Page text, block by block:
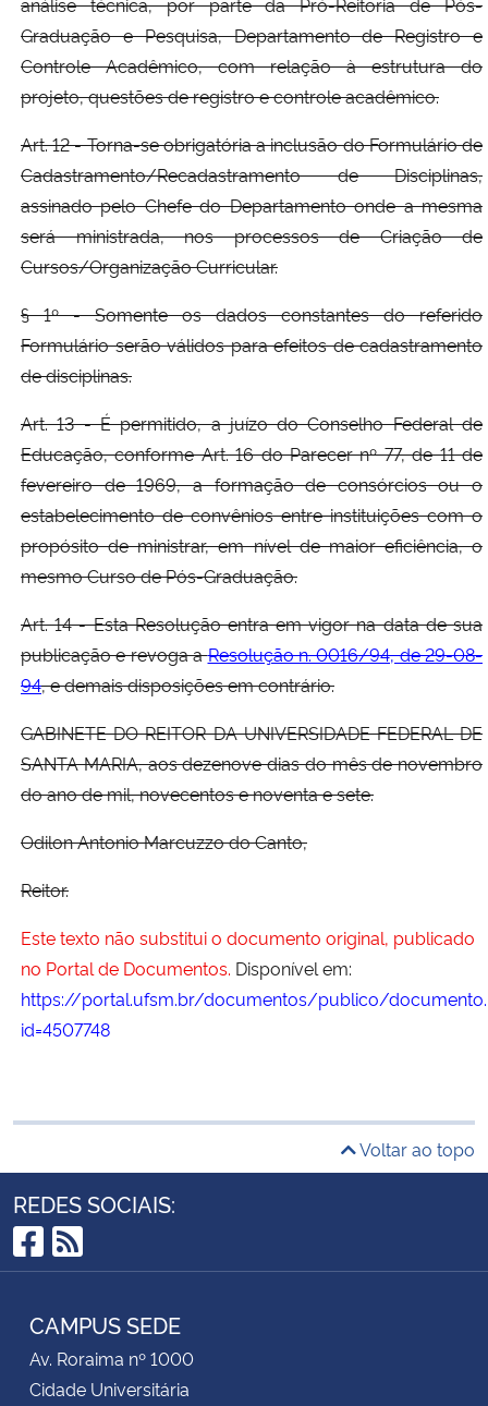
Graduação e Pesquisa, Departamento de Registro e
Controle Acadêmico, com relação à estrutura do
projeto, questões de registro e controle acadêmico.
Art. 12 - Torna-se obrigatória a inclusão do Formulário de
Cadastramento/Recadastramento de Disciplinas,
assinado pelo Chefe do Departamento onde a mesma
será ministrada, nos processos de Criação de
Cursos/Organização Curricular.
§ 1º - Somente os dados constantes do referido
Formulário serão válidos para efeitos de cadastramento
de disciplinas.
Art. 13 - É permitido, a juízo do Conselho Federal de
Educação, conforme Art. 16 do Parecer nº 77, de 11 de
fevereiro de 1969, a formação de consórcios ou o
estabelecimento de convênios entre instituições com o
propósito de ministrar, em nível de maior eficiência, o
mesmo Curso de Pós-Graduação.
Art. 14 - Esta Resolução entra em vigor na data de sua
publicação e revoga aResolução n. 0016/94, de 29-08-
94, e demais disposições em contrário.
GABINETE DO REITOR DA UNIVERSIDADE FEDERAL DE
SANTA MARIA, aos dezenove dias do mês de novembro
do ano de mil, novecentos e noventa e sete.
Odilon Antonio Marcuzzo do Canto,
Reitor.
Este texto não substitui o documento original, publicado
no Portal de Documentos. Disponível em:
https://portal.ufsm.br/documentos/publico/
id=4507748
Voltar ao topo
REDES SOCIAIS:
Facebook
RSS
CAMPUS SEDE
Av. Roraima nº 1000
Cidade Universitária